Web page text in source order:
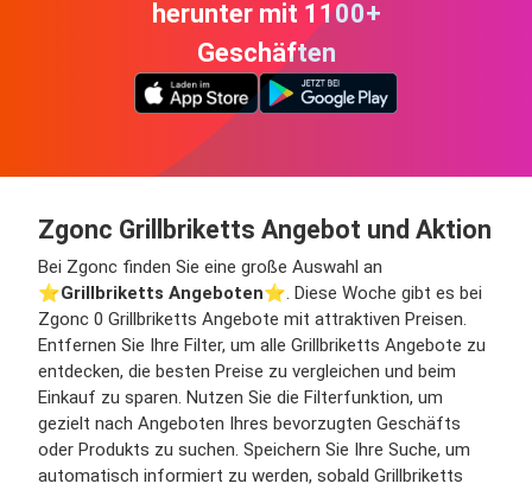
herunter mit 1100+
Geschäften
Zgonc Grillbriketts Angebot und Aktion
Bei Zgonc finden Sie eine große Auswahl an
⭐️Grillbriketts Angeboten⭐️. Diese Woche gibt es bei
Zgonc 0 Grillbriketts Angebote mit attraktiven Preisen.
Entfernen Sie Ihre Filter, um alle Grillbriketts Angebote zu
entdecken, die besten Preise zu vergleichen und beim
Einkauf zu sparen. Nutzen Sie die Filterfunktion, um
gezielt nach Angeboten Ihres bevorzugten Geschäfts
oder Produkts zu suchen. Speichern Sie Ihre Suche, um
automatisch informiert zu werden, sobald Grillbriketts